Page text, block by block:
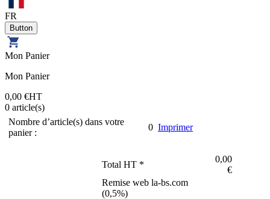
FR
Mon Panier
Mon Panier
0,00 €HT
0 article(s)
Nombre d’article(s) dans votre
panier :
0 Imprimer
Total HT *
0,00
€
Remise web la-bs.com
(0,5%)